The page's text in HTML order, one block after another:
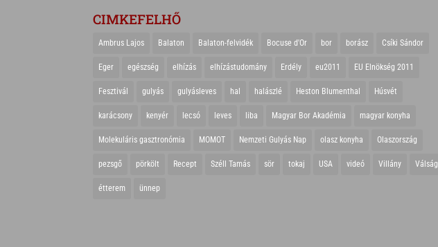
CIMKEFELHŐ
Ambrus Lajos Balaton Balaton-felvidék Bocuse d'Or bor borász Csíki Sándor
Eger egészség elhízás elhízástudomány Erdély eu2011 EU Elnökség 2011
Fesztivál gulyás gulyásleves hal halászlé Heston Blumenthal Húsvét
karácsony kenyér lecsó leves liba Magyar Bor Akadémia magyar konyha
Molekuláris gasztronómia MOMOT Nemzeti Gulyás Nap olasz konyha Olaszország
pezsgő pörkölt Recept Széll Tamás sör tokaj USA videó Villány Válság
étterem ünnep